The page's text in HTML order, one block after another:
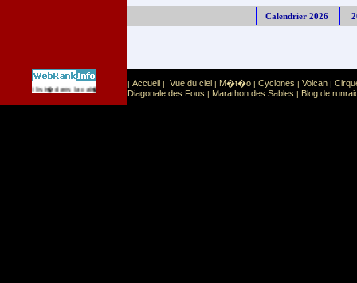
Calendrier 2026
site est list� dans la cat�gorie Sport: Sports extr�mes
| Accueil | Vue du ciel | M�t�o | Cyclones | Volcan |
Diagonale des Fous | Marathon des Sables | Blog de